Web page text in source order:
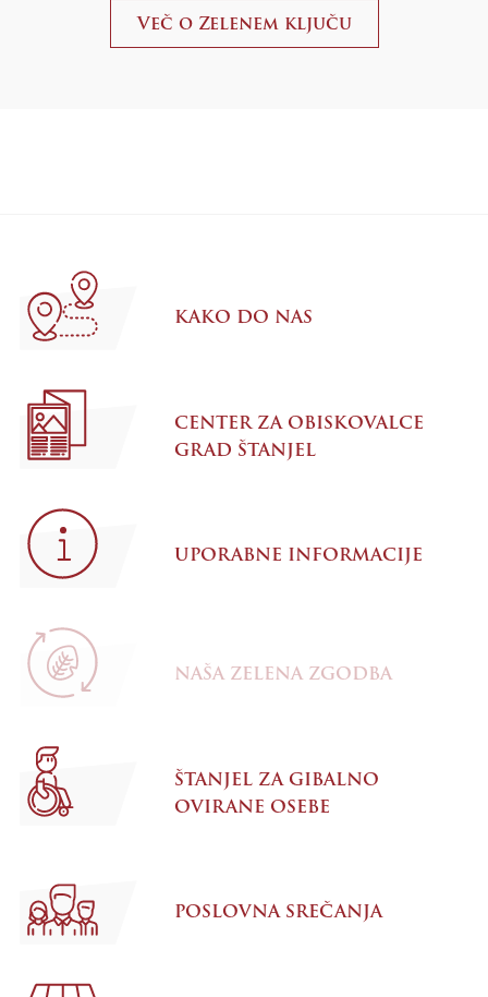
Več o Zelenem ključu
KAKO DO NAS
CENTER ZA OBISKOVALCE
GRAD ŠTANJEL
UPORABNE INFORMACIJE
NAŠA ZELENA ZGODBA
ŠTANJEL ZA GIBALNO
OVIRANE OSEBE
POSLOVNA SREČANJA